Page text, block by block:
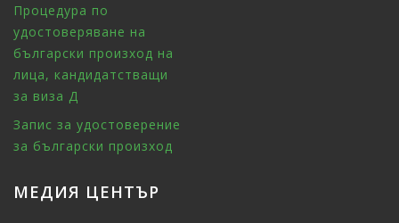
Процедура по
удостоверяване на
български произход на
лица, кандидатстващи
за виза Д
Запис за удостоверение
за български произход
МЕДИЯ ЦЕНТЪР